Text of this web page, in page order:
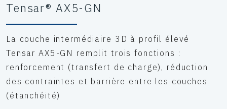
Tensar® AX5-GN
La couche intermédiaire 3D à profil élevé
Tensar AX5-GN remplit trois fonctions :
renforcement (transfert de charge), réduction
des contraintes et barrière entre les couches
(étanchéité)